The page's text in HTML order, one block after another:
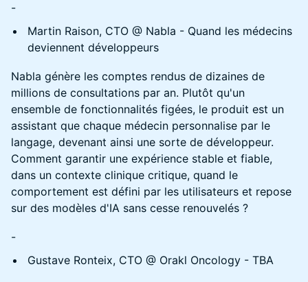
-
Martin Raison, CTO @ Nabla - Quand les médecins
deviennent développeurs
Nabla génère les comptes rendus de dizaines de
millions de consultations par an. Plutôt qu'un
ensemble de fonctionnalités figées, le produit est un
assistant que chaque médecin personnalise par le
langage, devenant ainsi une sorte de développeur.
Comment garantir une expérience stable et fiable,
dans un contexte clinique critique, quand le
comportement est défini par les utilisateurs et repose
sur des modèles d'IA sans cesse renouvelés ?
-
Gustave Ronteix, CTO @ Orakl Oncology - TBA